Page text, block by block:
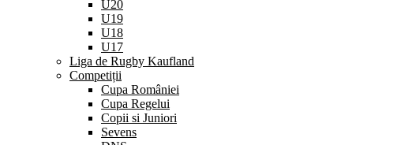
U20
U19
U18
U17
Liga de Rugby Kaufland
Competiții
Cupa României
Cupa Regelui
Copii si Juniori
Sevens